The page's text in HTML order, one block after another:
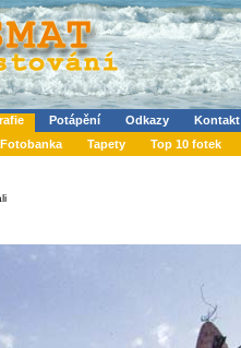
Potápění Odkazy
Kontakt
Fotobanka Tapety Top 10 fotek